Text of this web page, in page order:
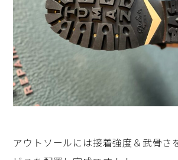
アウトソールには接着強度＆武骨さ